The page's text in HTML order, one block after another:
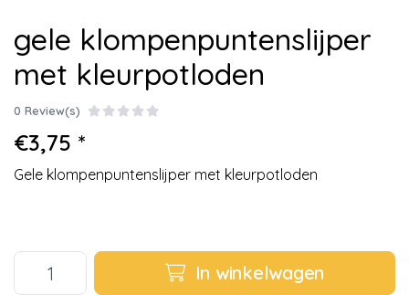
gele klompenpuntenslijper
met kleurpotloden
0 Review(s)
€3,75 *
Gele klompenpuntenslijper met kleurpotloden
In winkelwagen